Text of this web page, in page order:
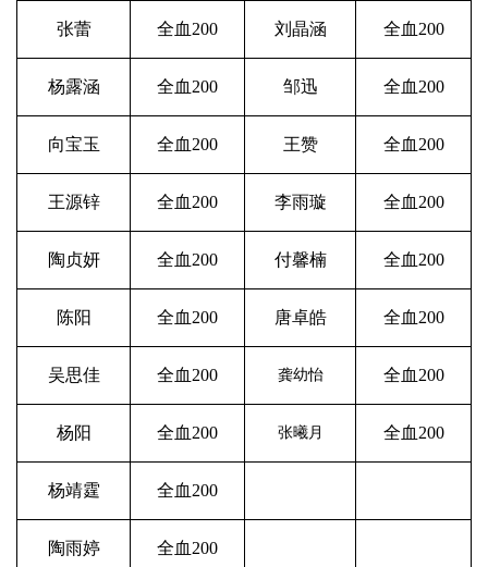
张蕾 全血 200 刘晶涵 全血 200
杨露涵 全血 200 邹迅 全血 200
向宝玉 全血 200 王赞 全血 200
王源锌 全血 200 李雨璇 全血 200
陶贞妍 全血 200 付馨楠 全血 200
陈阳 全血 200 唐卓皓 全血 200
吴思佳 全血 200 龚幼怡 全血 200
杨阳 全血 200 张曦月 全血 200
杨靖霆 全血 200
陶雨婷 全血 200